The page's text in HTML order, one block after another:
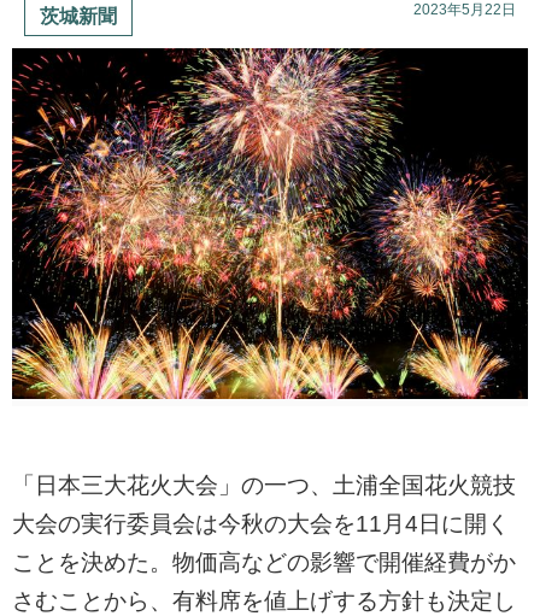
茨城新聞 2023年5月22日
「日本三大花火大会」の一つ、土浦全国花火競技
大会の実行委員会は今秋の大会を11月4日に開く
ことを決めた。物価高などの影響で開催経費がか
さむことから、有料席を値上げする方針も決定し